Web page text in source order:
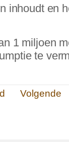
inhoudt en
1 miljoen
te
Volgende